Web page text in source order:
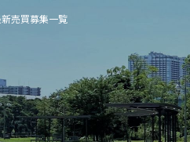
売買募集一覧